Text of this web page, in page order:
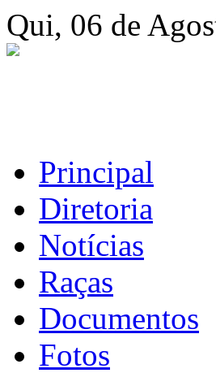
Qui, 06 de
Principal
Diretoria
Notícias
Raças
Documentos
Fotos